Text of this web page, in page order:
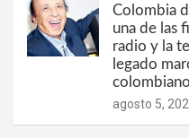
Colombia
una de las
radio y la
legado
agosto 5,